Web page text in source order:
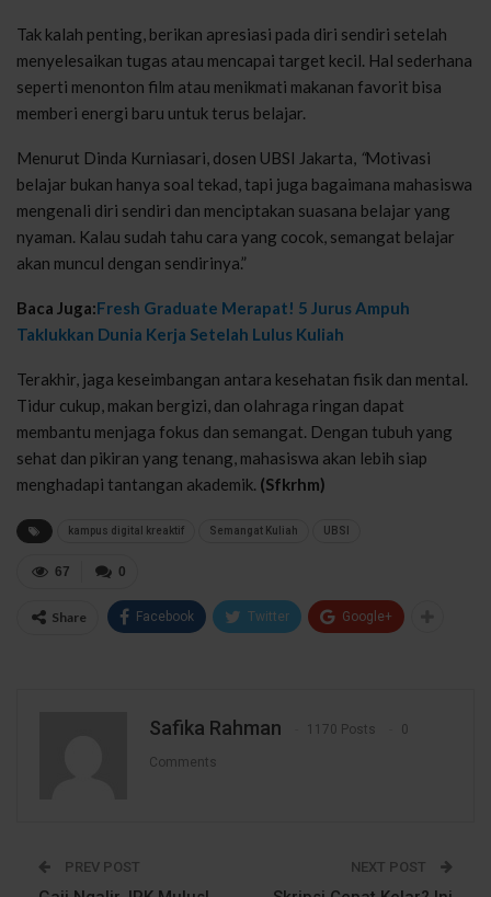
Tak kalah penting, berikan apresiasi pada diri sendiri setelah
menyelesaikan tugas atau mencapai target kecil. Hal sederhana
seperti menonton film atau menikmati makanan favorit bisa
memberi energi baru untuk terus belajar.
Menurut Dinda Kurniasari, dosen UBSI Jakarta, “Motivasi
belajar bukan hanya soal tekad, tapi juga bagaimana mahasiswa
mengenali diri sendiri dan menciptakan suasana belajar yang
nyaman. Kalau sudah tahu cara yang cocok, semangat belajar
akan muncul dengan sendirinya.”
Baca Juga:Fresh Graduate Merapat! 5 Jurus Ampuh
Taklukkan Dunia Kerja Setelah Lulus Kuliah
Terakhir, jaga keseimbangan antara kesehatan fisik dan mental.
Tidur cukup, makan bergizi, dan olahraga ringan dapat
membantu menjaga fokus dan semangat. Dengan tubuh yang
sehat dan pikiran yang tenang, mahasiswa akan lebih siap
menghadapi tantangan akademik. (Sfkrhm)
kampus digital kreaktif Semangat Kuliah UBSI
0
67
Share Facebook Twitter Google+
Safika Rahman 1170 Posts 0
Comments
PREV POST NEXT POST